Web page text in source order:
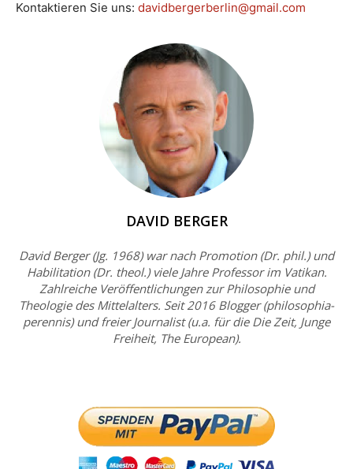
Kontaktieren Sie uns: davidbergerberlin@gmail.com
DAVID BERGER
David Berger (Jg. 1968) war nach Promotion (Dr. phil.) und
Habilitation (Dr. theol.) viele Jahre Professor im Vatikan.
Zahlreiche Veröffentlichungen zur Philosophie und
Theologie des Mittelalters. Seit 2016 Blogger (philosophia-
perennis) und freier Journalist (u.a. für die Die Zeit, Junge
Freiheit, The European).